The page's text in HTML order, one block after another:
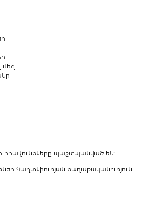
մեզ
իրավունքները պաշտպանված են:
Գաղտնիության քաղաքականություն